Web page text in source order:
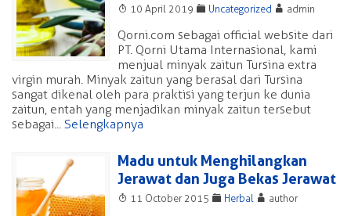
T 10 April 2019 F Uncategorized A admin
Qorni.com sebagai official website dari
PT. Qorni Utama Internasional, kami
menjual minyak zaitun Tursina extra
virgin murah. Minyak zaitun yang berasal dari Tursina
sangat dikenal oleh para praktisi yang terjun ke dunia
zaitun, entah yang menjadikan minyak zaitun tersebut
sebagai... Selengkapnya
Madu untuk Menghilangkan
Jerawat dan Juga Bekas Jerawat
T 11 October 2015 F Herbal A author